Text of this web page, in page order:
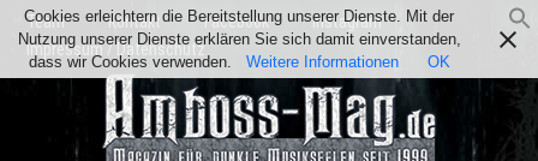
Team Kontakt Facebook
Instagram
Impressum / Datenschutz
Cookies erleichtern die Bereitstellung unserer Dienste. Mit der
Nutzung unserer Dienste erklären Sie sich damit einverstanden,
dass wir Cookies verwenden.
Weitere Informationen OK